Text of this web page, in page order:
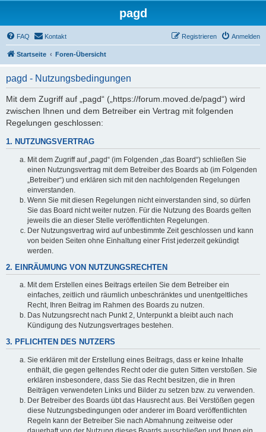
pagd
FAQ Kontakt Anmelden
Registrieren
Startseite Foren-Übersicht
pagd - Nutzungsbedingungen
Mit dem Zugriff auf „pagd“ („https://forum.moved.de/pagd“) wird
zwischen Ihnen und dem Betreiber ein Vertrag mit folgenden
Regelungen geschlossen:
1. NUTZUNGSVERTRAG
Mit dem Zugriff auf „pagd“ (im Folgenden „das Board“) schließen Sie
einen Nutzungsvertrag mit dem Betreiber des Boards ab (im Folgenden
„Betreiber“) und erklären sich mit den nachfolgenden Regelungen
einverstanden.
Wenn Sie mit diesen Regelungen nicht einverstanden sind, so dürfen
Sie das Board nicht weiter nutzen. Für die Nutzung des Boards gelten
jeweils die an dieser Stelle veröffentlichten Regelungen.
Der Nutzungsvertrag wird auf unbestimmte Zeit geschlossen und kann
von beiden Seiten ohne Einhaltung einer Frist jederzeit gekündigt
werden.
2. EINRÄUMUNG VON NUTZUNGSRECHTEN
Mit dem Erstellen eines Beitrags erteilen Sie dem Betreiber ein
einfaches, zeitlich und räumlich unbeschränktes und unentgeltliches
Recht, Ihren Beitrag im Rahmen des Boards zu nutzen.
Das Nutzungsrecht nach Punkt 2, Unterpunkt a bleibt auch nach
Kündigung des Nutzungsvertrages bestehen.
3. PFLICHTEN DES NUTZERS
Sie erklären mit der Erstellung eines Beitrags, dass er keine Inhalte
enthält, die gegen geltendes Recht oder die guten Sitten verstoßen. Sie
erklären insbesondere, dass Sie das Recht besitzen, die in Ihren
Beiträgen verwendeten Links und Bilder zu setzen bzw. zu verwenden.
Der Betreiber des Boards übt das Hausrecht aus. Bei Verstößen gegen
diese Nutzungsbedingungen oder anderer im Board veröffentlichten
Regeln kann der Betreiber Sie nach Abmahnung zeitweise oder